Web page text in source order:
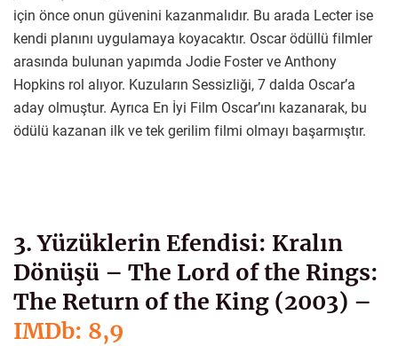
için önce onun güvenini kazanmalıdır. Bu arada Lecter ise
kendi planını uygulamaya koyacaktır. Oscar ödüllü filmler
arasında bulunan yapımda Jodie Foster ve Anthony
Hopkins rol alıyor. Kuzuların Sessizliği, 7 dalda Oscar’a
aday olmuştur. Ayrıca En İyi Film Oscar’ını kazanarak, bu
ödülü kazanan ilk ve tek gerilim filmi olmayı başarmıştır.
3. Yüzüklerin Efendisi: Kralın
Dönüşü – The Lord of the Rings:
The Return of the King (2003) –
IMDb: 8,9